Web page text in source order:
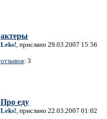
актеры
Leks!, прислано 29.03.2007 15:56
отзывов: 3
Про еду
Leks!, прислано 22.03.2007 01:02